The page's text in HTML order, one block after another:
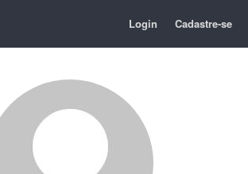
Login Cadastre-se